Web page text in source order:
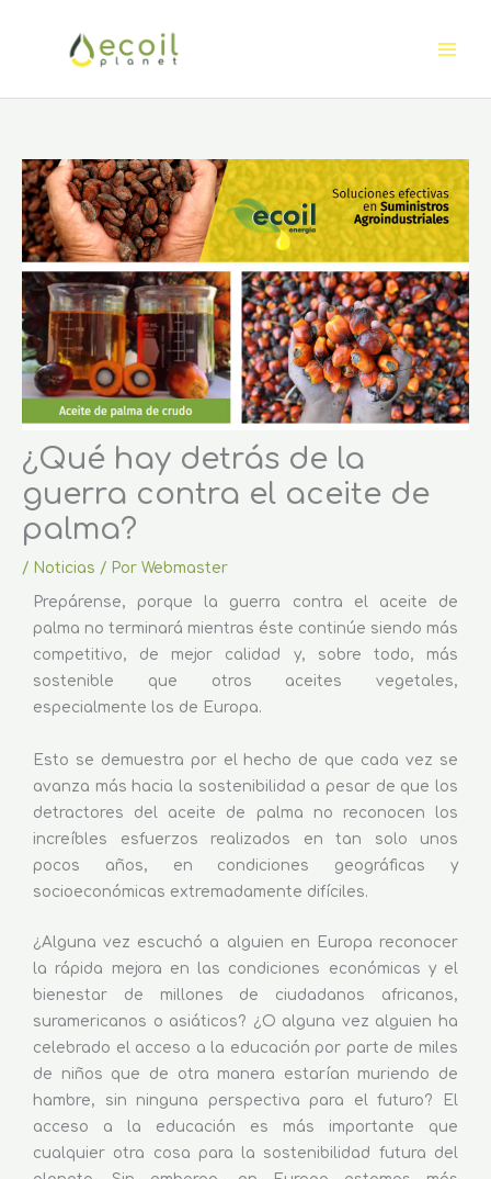
contenido
¿Qué hay detrás de la
guerra contra el aceite de
palma?
/ Noticias / Por Webmaster
Prepárense, porque la guerra contra el aceite de
palma no terminará mientras éste continúe siendo más
competitivo, de mejor calidad y, sobre todo, más
sostenible que otros aceites vegetales,
especialmente los de Europa.
Esto se demuestra por el hecho de que cada vez se
avanza más hacia la sostenibilidad a pesar de que los
detractores del aceite de palma no reconocen los
increíbles esfuerzos realizados en tan solo unos
pocos años, en condiciones geográficas y
socioeconómicas extremadamente difíciles.
¿Alguna vez escuchó a alguien en Europa reconocer
la rápida mejora en las condiciones económicas y el
bienestar de millones de ciudadanos africanos,
suramericanos o asiáticos? ¿O alguna vez alguien ha
celebrado el acceso a la educación por parte de miles
de niños que de otra manera estarían muriendo de
hambre, sin ninguna perspectiva para el futuro? El
acceso a la educación es más importante que
cualquier otra cosa para la sostenibilidad futura del